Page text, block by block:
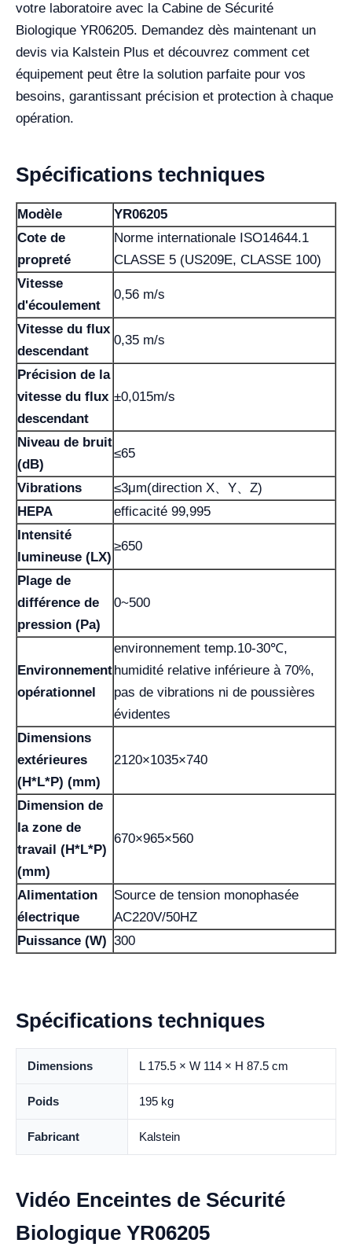
votre laboratoire avec la Cabine de Sécurité
Biologique YR06205. Demandez dès maintenant un
devis via Kalstein Plus et découvrez comment cet
équipement peut être la solution parfaite pour vos
besoins, garantissant précision et protection à chaque
opération.
Spécifications techniques
Modèle
YR06205
Cote de
propreté
Norme internationale ISO14644.1
CLASSE 5 (US209E, CLASSE 100)
Vitesse
d'écoulement
0,56 m/s
Vitesse du flux
descendant
0,35 m/s
Précision de la
vitesse du flux
descendant
±0,015m/s
Niveau de bruit
(dB)
≤65
Vibrations
≤3μm(direction X、Y、Z)
HEPA
efficacité 99,995
Intensité
lumineuse (LX)
≥650
Plage de
différence de
pression (Pa)
0~500
Environnement
opérationnel
environnement temp.10-30℃,
humidité relative inférieure à 70%,
pas de vibrations ni de poussières
évidentes
Dimensions
extérieures
(H*L*P) (mm)
2120×1035×740
Dimension de
la zone de
travail (H*L*P)
(mm)
670×965×560
Alimentation
électrique
Source de tension monophasée
AC220V/50HZ
Puissance (W) 300
Spécifications techniques
Dimensions L 175.5 × W 114 × H 87.5 cm
Poids 195 kg
Fabricant Kalstein
Vidéo Enceintes de Sécurité
Biologique YR06205